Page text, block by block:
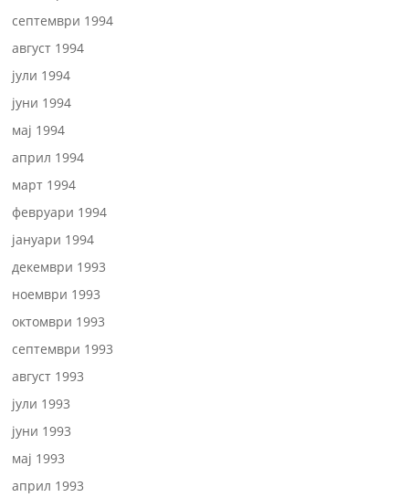
септември 1994
август 1994
јули 1994
јуни 1994
мај 1994
април 1994
март 1994
февруари 1994
јануари 1994
декември 1993
ноември 1993
октомври 1993
септември 1993
август 1993
јули 1993
јуни 1993
мај 1993
април 1993